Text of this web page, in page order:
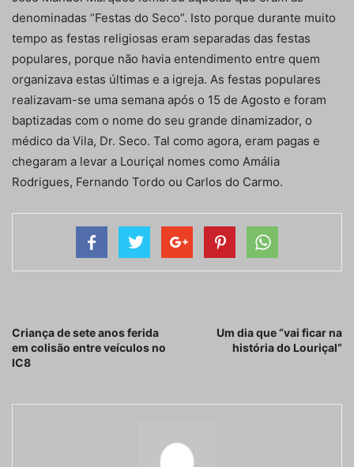
denominadas “Festas do Seco”. Isto porque durante muito
tempo as festas religiosas eram separadas das festas
populares, porque não havia entendimento entre quem
organizava estas últimas e a igreja. As festas populares
realizavam-se uma semana após o 15 de Agosto e foram
baptizadas com o nome do seu grande dinamizador, o
médico da Vila, Dr. Seco. Tal como agora, eram pagas e
chegaram a levar a Louriçal nomes como Amália
Rodrigues, Fernando Tordo ou Carlos do Carmo.
Criança de sete anos ferida
em colisão entre veículos no
IC8
Um dia que “vai ficar na
história do Louriçal”